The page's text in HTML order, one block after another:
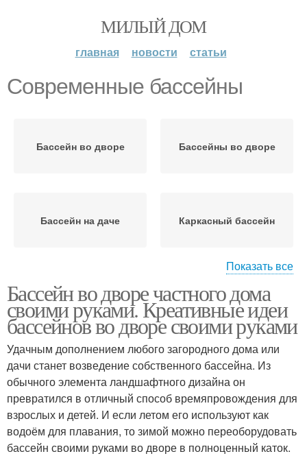
МИЛЫЙ ДОМ
главная новости статьи
Современные бассейны
Бассейн во дворе Бассейны во дворе
Бассейн на даче Каркасный бассейн
Переливной бассейн
Показать все
Бассейн во дворе частного дома
своими руками. Креативные идеи
бассейнов во дворе своими руками
Удачным дополнением любого загородного дома или
дачи станет возведение собственного бассейна. Из
обычного элемента ландшафтного дизайна он
превратился в отличный способ времяпровождения для
взрослых и детей. И если летом его используют как
водоём для плавания, то зимой можно переоборудовать
бассейн своими руками во дворе в полноценный каток.